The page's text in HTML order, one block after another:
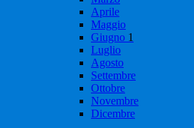
Aprile
Maggio
Giugno 1
Luglio
Agosto
Settembre
Ottobre
Novembre
Dicembre